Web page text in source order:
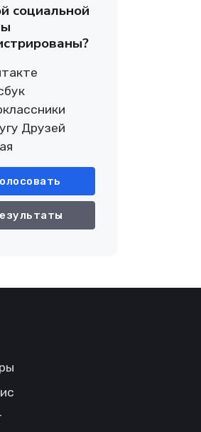
социальной
Друзей